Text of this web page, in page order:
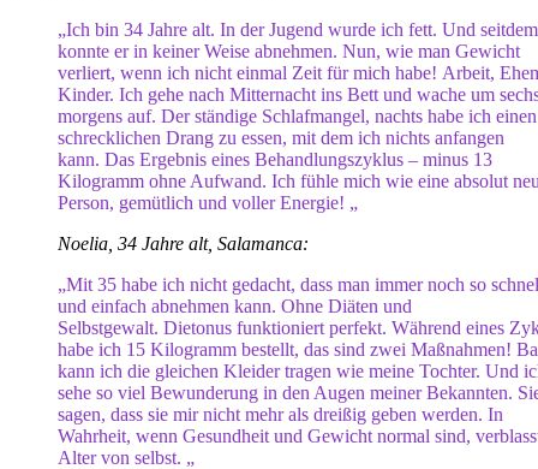
„Ich bin 34 Jahre alt. In der Jugend wurde ich fett. Und seitdem
konnte er in keiner Weise abnehmen. Nun, wie man Gewicht
verliert, wenn ich nicht einmal Zeit für mich habe! Arbeit,
Kinder. Ich gehe nach Mitternacht ins Bett und wache um
morgens auf. Der ständige Schlafmangel, nachts habe ich einen
schrecklichen Drang zu essen, mit dem ich nichts anfangen
kann. Das Ergebnis eines Behandlungszyklus – minus 13
Kilogramm ohne Aufwand. Ich fühle mich wie eine absolut
Person, gemütlich und voller Energie! „
Noelia, 34 Jahre alt, Salamanca:
„Mit 35 habe ich nicht gedacht, dass man immer noch so
und einfach abnehmen kann. Ohne Diäten und
Selbstgewalt. Dietonus funktioniert perfekt. Während eines
habe ich 15 Kilogramm bestellt, das sind zwei Maßnahmen!
kann ich die gleichen Kleider tragen wie meine Tochter. Und
sehe so viel Bewunderung in den Augen meiner Bekannten.
sagen, dass sie mir nicht mehr als dreißig geben werden. In
Wahrheit, wenn Gesundheit und Gewicht normal sind,
Alter von selbst. „